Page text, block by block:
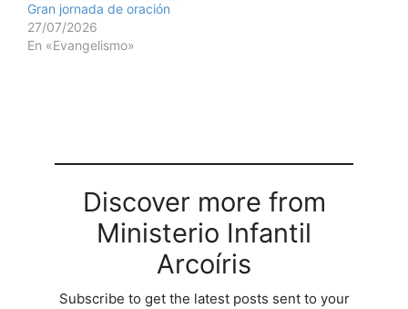
Gran jornada de oración
27/07/2026
En «Evangelismo»
Discover more from
Ministerio Infantil
Arcoíris
Subscribe to get the latest posts sent to your